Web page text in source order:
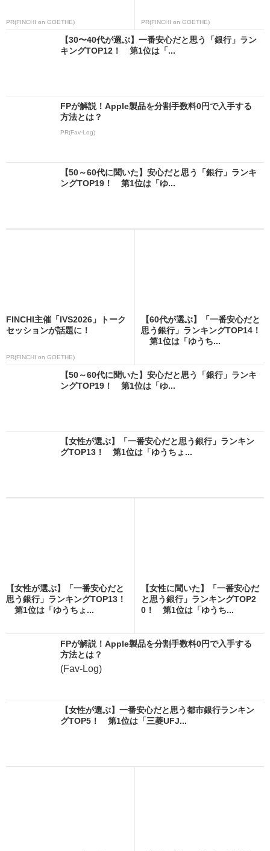
PR(FINCHI on GOETHE) PR(FINCHI on GOETHE)
【30〜40代が選ぶ】一番安心だと思う「銀行」ラン
キングTOP12！ 第1位は「...
FPが解説！Apple製品を分割手数料0円で入手する
方法とは？
PR(Fav-Log)
【50～60代に聞いた】安心だと思う「銀行」ランキ
ングTOP19！ 第1位は「ゆ...
FINCHI主催「IVS2026」トーク
セッションが話題に！
PR(FINCHI on GOETHE)
【60代が選ぶ】「一番安心だと
思う銀行」ランキングTOP14！
第1位は「ゆうち...
【50～60代に聞いた】安心だと思う「銀行」ランキ
ングTOP19！ 第1位は「ゆ...
【女性が選ぶ】「一番安心だと思う銀行」ランキン
グTOP13！ 第1位は「ゆうちょ...
【女性が選ぶ】「一番安心だと
思う銀行」ランキングTOP13！
第1位は「ゆうちょ...
【女性に聞いた】「一番安心だ
と思う銀行」ランキングTOP2
0！ 第1位は「ゆうち...
FPが解説！Apple製品を分割手数料0円で入手する
方法とは？
(Fav-Log)
【女性が選ぶ】一番安心だと思う都市銀行ランキン
グTOP5！ 第1位は「三菱UFJ...